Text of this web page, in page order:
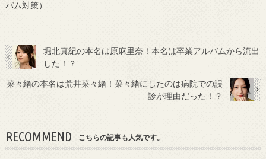
パム対策）
堀北真紀の本名は原麻里奈！本名は卒業アルバムから流出
した！？
菜々緒の本名は荒井菜々緒！菜々緒にしたのは病院での誤
診が理由だった！？
RECOMMEND こちらの記事も人気です。